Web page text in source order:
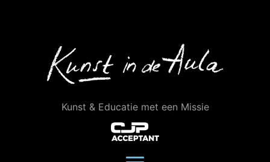
Kunst & Educatie met een Missie